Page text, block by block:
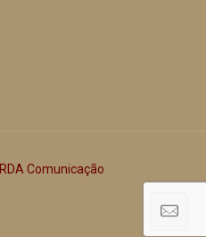
RDA Comunicação